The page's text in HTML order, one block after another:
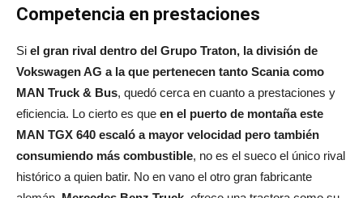
Competencia en prestaciones
Si el gran rival dentro del Grupo Traton, la división de
Vokswagen AG a la que pertenecen tanto Scania como
MAN Truck & Bus, quedó cerca en cuanto a prestaciones y
eficiencia. Lo cierto es que en el puerto de montaña este
MAN TGX 640 escaló a mayor velocidad pero también
consumiendo más combustible, no es el sueco el único rival
histórico a quien batir. No en vano el otro gran fabricante